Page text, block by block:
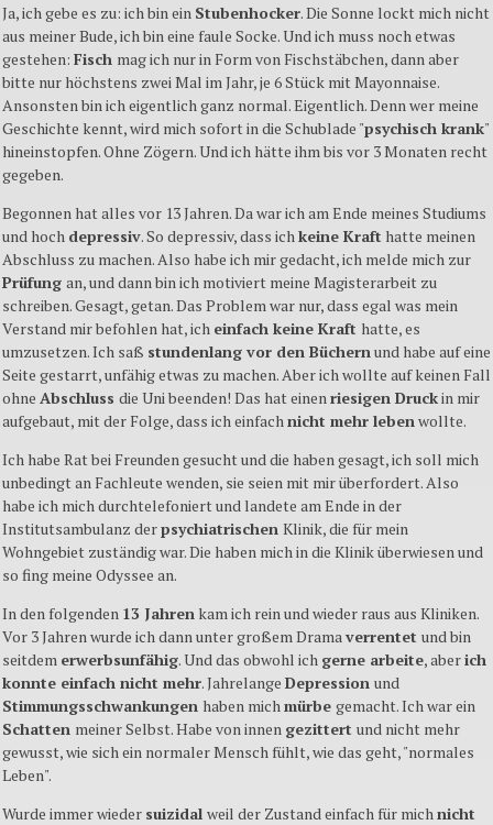
Ja, ich gebe es zu: ich bin ein Stubenhocker. Die Sonne lockt mich nicht
aus meiner Bude, ich bin eine faule Socke. Und ich muss noch etwas
gestehen: Fisch mag ich nur in Form von Fischstäbchen, dann aber
bitte nur höchstens zwei Mal im Jahr, je 6 Stück mit Mayonnaise.
Ansonsten bin ich eigentlich ganz normal. Eigentlich. Denn wer meine
Geschichte kennt, wird mich sofort in die Schublade "psychisch krank"
hineinstopfen. Ohne Zögern. Und ich hätte ihm bis vor 3 Monaten recht
gegeben.
Begonnen hat alles vor 13 Jahren. Da war ich am Ende meines Studiums
und hoch depressiv. So depressiv, dass ichkeine Kraft hatte meinen
Abschluss zu machen. Also habe ich mir gedacht, ich melde mich zur
Prüfung an, und dann bin ich motiviert meine Magisterarbeit zu
schreiben. Gesagt, getan. Das Problem war nur, dass egal was mein
Verstand mir befohlen hat, ich einfach keine Kraft hatte, es
umzusetzen. Ich saß stundenlang vor den Büchernund habe auf eine
Seite gestarrt, unfähig etwas zu machen. Aber ich wollte auf keinen Fall
ohne Abschluss die Uni beenden! Das hat einenriesigen Druckin mir
aufgebaut, mit der Folge, dass ich einfachnicht mehr lebenwollte.
Ich habe Rat bei Freunden gesucht und die haben gesagt, ich soll mich
unbedingt an Fachleute wenden, sie seien mit mir überfordert. Also
habe ich mich durchtelefoniert und landete am Ende in der
Institutsambulanz derpsychiatrischen Klinik, die für mein
Wohngebiet zuständig war. Die haben mich in die Klinik überwiesen und
so fing meine Odyssee an.
In den folgenden 13 Jahren kam ich rein und wieder raus aus Kliniken.
Vor 3 Jahren wurde ich dann unter großem Dramaverrentet und bin
seitdem erwerbsunfähig. Und das obwohl ich gerne arbeite, aberich
konnte einfach nicht mehr. Jahrelange Depression und
Stimmungsschwankungen haben michmürbe gemacht. Ich war ein
Schatten meiner Selbst. Habe von innen gezittert und nicht mehr
gewusst, wie sich ein normaler Mensch fühlt, wie das geht, "normales
Leben".
Wurde immer wieder suizidal weil der Zustand einfach für michnicht